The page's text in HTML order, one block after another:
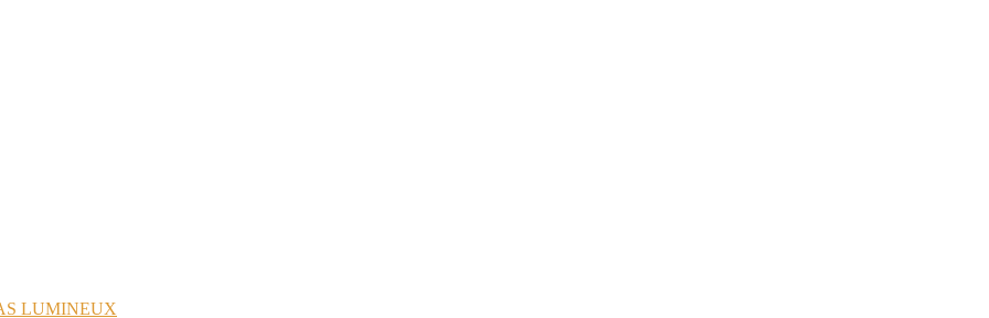
LUMINEUX